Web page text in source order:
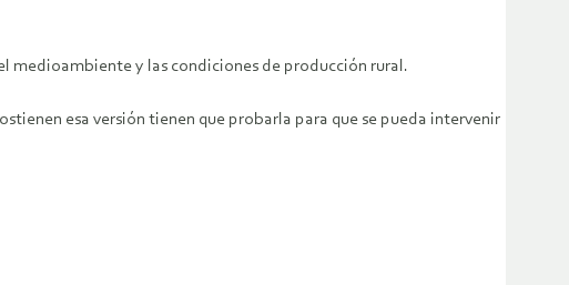
medioambiente y las condiciones de producción rural.
esa versión tienen que probarla para que se pueda intervenir